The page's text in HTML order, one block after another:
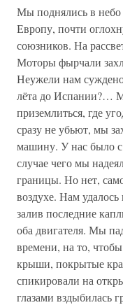
Мы поднялись в небо
Европу, почти
союзников. На
Моторы фырчали
Неужели нам
лёта до Испании?…
приземлиться, где
сразу не убьют, мы
машину. У нас было с
случае чего мы
границы. Но нет,
воздухе. Нам
залив последние
оба двигателя. Мы
времени, на то,
крыши, покрытые
спикировали на
глазами вздыбилась